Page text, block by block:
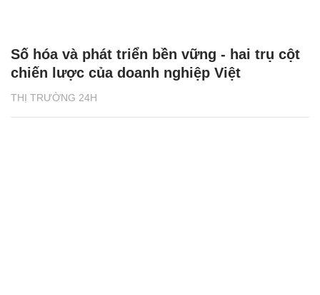
THỊ TRƯỜNG 24H
Số hóa và phát triển bền vững - hai trụ cột
chiến lược của doanh nghiệp Việt